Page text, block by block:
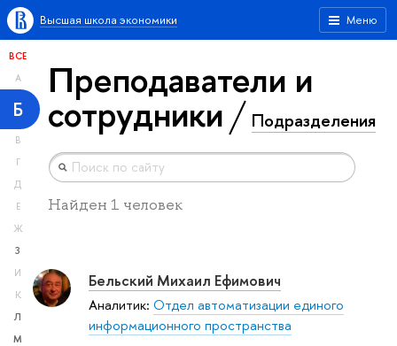
Меню
Высшая школа экономики
ВСЕ
А
Б
В
Г
Д
Е
Ж
З
И
К
Л
М
Преподаватели и
сотрудники Подразделения
Найден 1 человек
Бельский Михаил Ефимович
Аналитик: Отдел автоматизации единого
информационного пространства